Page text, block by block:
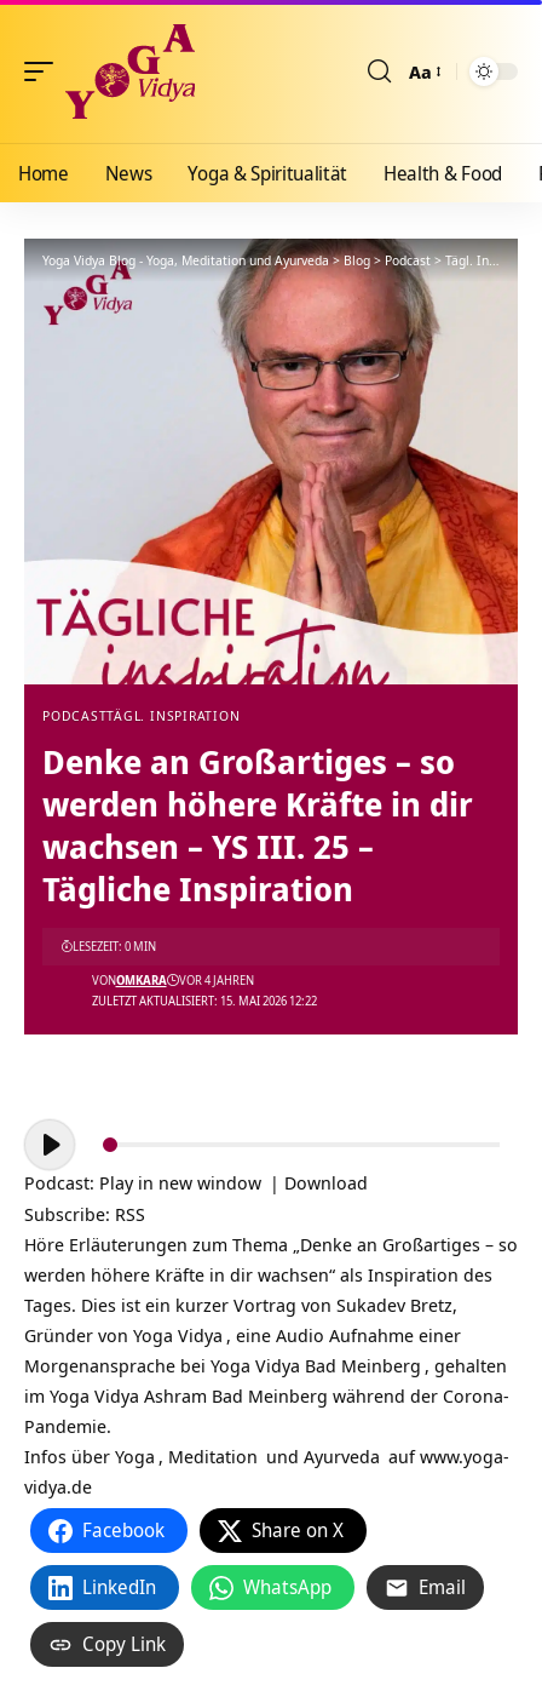
Aa
Home News Yoga & Spiritualität Health & Food
Yoga Vidya Blog - Yoga, Meditation und Ayurveda>Blog>Podcast>Tägl. Inspiration
PODCASTTÄGL. INSPIRATION
Denke an Großartiges – so
werden höhere Kräfte in dir
wachsen – YS III. 25 –
Tägliche Inspiration
ZULETZT AKTUALISIERT: 15. MAI 2026 12:22
VONOMKARA VOR 4 JAHREN
LESEZEIT: 0 MIN
Audio-
Player
Podcast: Play in new window | Download
Subscribe: RSS
Höre Erläuterungen zum Thema „Denke an Großartiges – so
werden höhere Kräfte in dir wachsen“ als Inspiration des
Tages. Dies ist ein kurzer Vortrag von Sukadev Bretz,
Gründer von Yoga Vidya , eine Audio Aufnahme einer
Morgenansprache bei Yoga Vidya Bad Meinberg , gehalten
im Yoga Vidya Ashram Bad Meinberg während der Corona-
Pandemie.
Infos über Yoga , Meditation und Ayurveda aufwww.yoga-
vidya.de
Facebook Share on X
LinkedIn WhatsApp Email
Copy Link